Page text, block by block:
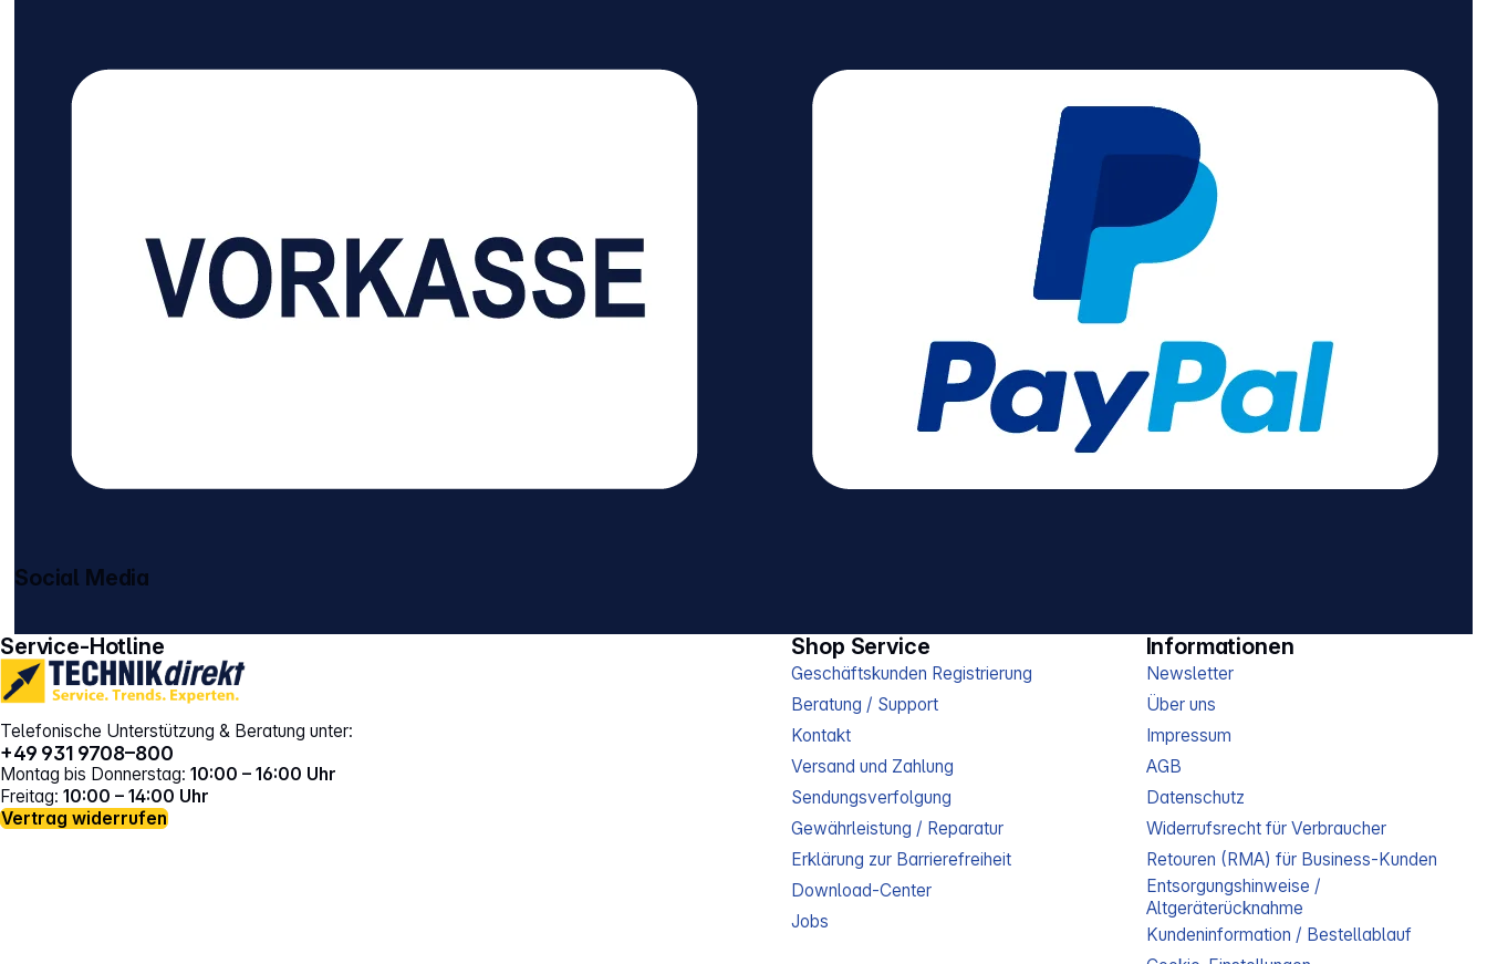
Service-Hotline
Telefonische Unterstützung & Beratung unter:
+49 931 9708–800
Montag bis Donnerstag: 10:00 – 16:00 Uhr
Freitag: 10:00 – 14:00 Uhr
Vertrag widerrufen
Shop Service
Geschäftskunden Registrierung
Beratung / Support
Kontakt
Versand und Zahlung
Sendungsverfolgung
Gewährleistung / Reparatur
Erklärung zur Barrierefreiheit
Download-Center
Jobs
Informationen
Newsletter
Über uns
Impressum
AGB
Datenschutz
Widerrufsrecht für Verbraucher
Retouren (RMA) für Business-Kunden
Entsorgungshinweise /
Altgeräterücknahme
Kundeninformation / Bestellablauf
Social Media